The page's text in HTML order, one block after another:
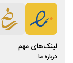
لینک‌های مهم
درباره ما